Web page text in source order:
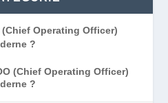
Operating Officer)
?